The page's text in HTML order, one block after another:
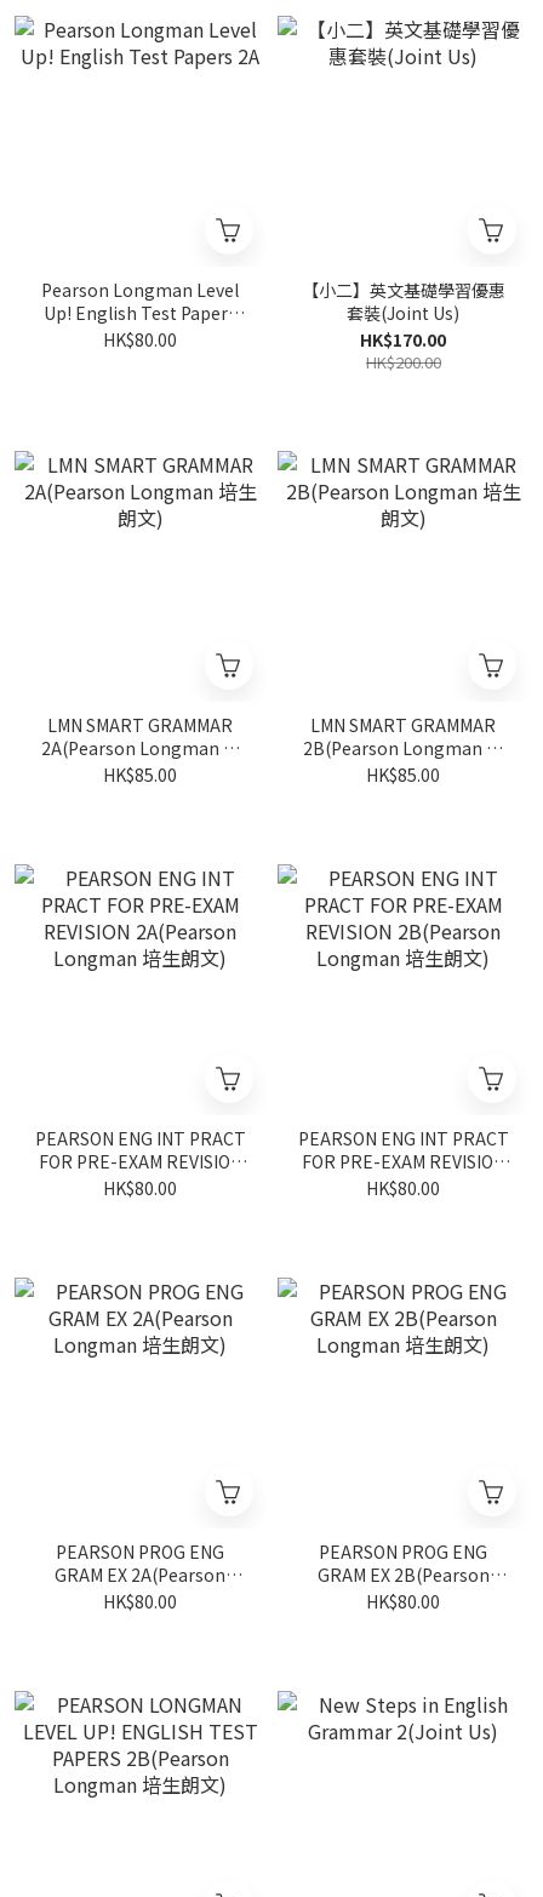
Pearson Longman Level
Up! English Test Papers
2A
HK$80.00
【小二】英文基礎學習優惠
套裝(Joint Us)
HK$170.00
HK$200.00
LMN SMART GRAMMAR
2A(Pearson Longman 培
生朗文)
HK$85.00
LMN SMART GRAMMAR
2B(Pearson Longman 培
生朗文)
HK$85.00
PEARSON ENG INT PRACT
FOR PRE-EXAM REVISION
2A(Pearson Longman 培
HK$80.00
PEARSON ENG INT PRACT
FOR PRE-EXAM REVISION
2B(Pearson Longman 培
HK$80.00
PEARSON PROG ENG
GRAM EX 2A(Pearson
Longman 培生朗文)
HK$80.00
PEARSON PROG ENG
GRAM EX 2B(Pearson
Longman 培生朗文)
HK$80.00